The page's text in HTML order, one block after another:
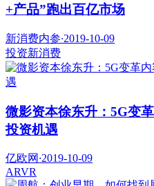
+产品”跑出百亿市场
新消费内参·2019-10-09
投资新消费
微影资本徐东升：5G变
投资机遇
亿欧网 ·2019-10-09
ARVR